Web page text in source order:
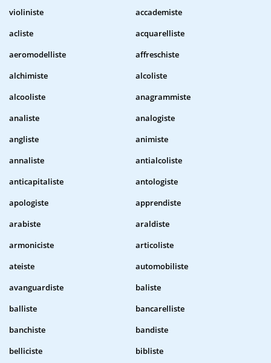
violiniste
accademiste
acliste
acquarelliste
aeromodelliste
affreschiste
alchimiste
alcoliste
alcooliste
anagrammiste
analiste
analogiste
angliste
animiste
annaliste
antialcoliste
anticapitaliste
antologiste
apologiste
apprendiste
arabiste
araldiste
armoniciste
articoliste
ateiste
automobiliste
avanguardiste
baliste
balliste
bancarelliste
banchiste
bandiste
belliciste
bibliste